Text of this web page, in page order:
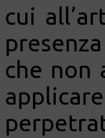
cui
che non